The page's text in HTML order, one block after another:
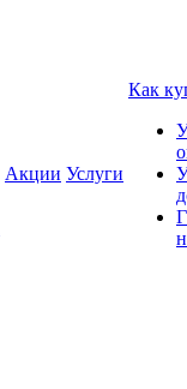
Акции Услуги
Как